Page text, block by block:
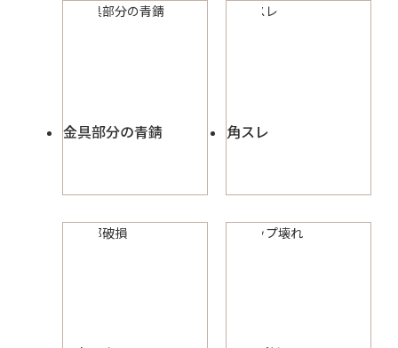
金具部分の青錆 角スレ